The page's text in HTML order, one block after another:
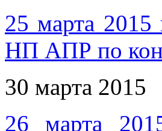
25 марта 2015
НП АПР по
30 марта 2015
26 марта